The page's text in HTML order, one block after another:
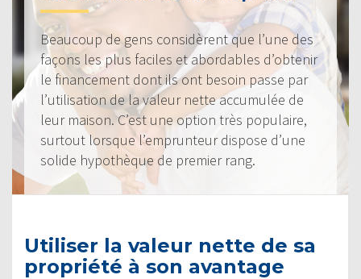
Beaucoup de gens considèrent que l’une des
façons les plus faciles et abordables d’obtenir
le financement dont ils ont besoin passe par
l’utilisation de la valeur nette accumulée de
leur maison. C’est une option très populaire,
surtout lorsque l’emprunteur dispose d’une
solide hypothèque de premier rang.
Utiliser la valeur nette de sa
propriété à son avantage